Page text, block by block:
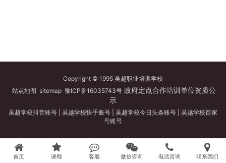
Copyright © 1995 吴越职业培训学校
站点地图 sitemap 豫ICP备16035743号政府定点合作培训单位资质公
示
吴越学校抖音账号 吴越学校快手账号 吴越学校今日头条账号
吴越学校百家
号账号
首页 课程 客服 微信咨询 电话咨询 联系我们